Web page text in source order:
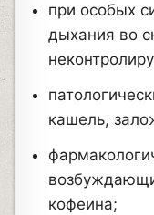
при особых
дыхания во
кашель,
кофеина;